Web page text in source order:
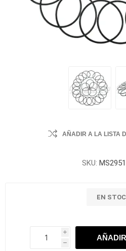
AÑADIR A LA LISTA
SKU:
EN
i
h
h